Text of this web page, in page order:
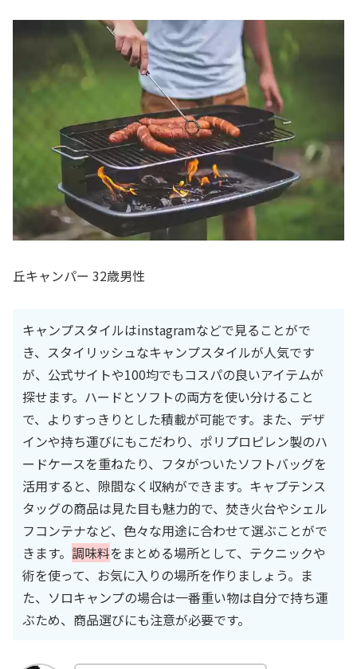
丘キャンパー 32歳男性
キャンプスタイルはinstagramなどで見ることがで
き、スタイリッシュなキャンプスタイルが人気です
が、公式サイトや100均でもコスパの良いアイテムが
探せます。ハードとソフトの両方を使い分けること
で、よりすっきりとした積載が可能です。また、デザ
インや持ち運びにもこだわり、ポリプロピレン製のハ
ードケースを重ねたり、フタがついたソフトバッグを
活用すると、隙間なく収納ができます。キャプテンス
タッグの商品は見た目も魅力的で、焚き火台やシェル
フコンテナなど、色々な用途に合わせて選ぶことがで
きます。 調味料をまとめる場所として、テクニックや
術を使って、お気に入りの場所を作りましょう。ま
た、ソロキャンプの場合は一番重い物は自分で持ち運
ぶため、商品選びにも注意が必要です。